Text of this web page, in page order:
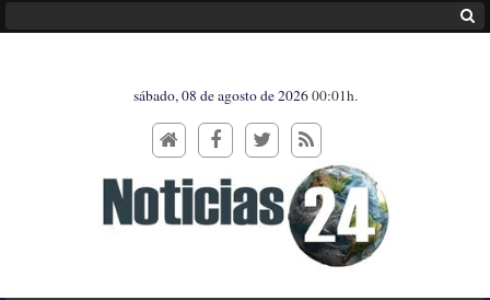
sábado, 08 de agosto de 202600:01h.